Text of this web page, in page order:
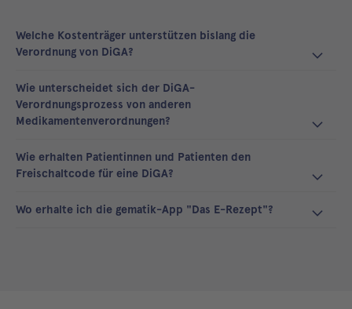
Welche Kostenträger unterstützen bislang die
Verordnung von DiGA?
Wie unterscheidet sich der DiGA-
Verordnungsprozess von anderen
Medikamentenverordnungen?
Wie erhalten Patientinnen und Patienten den
Freischaltcode für eine DiGA?
Wo erhalte ich die gematik-App "Das E-Rezept"?